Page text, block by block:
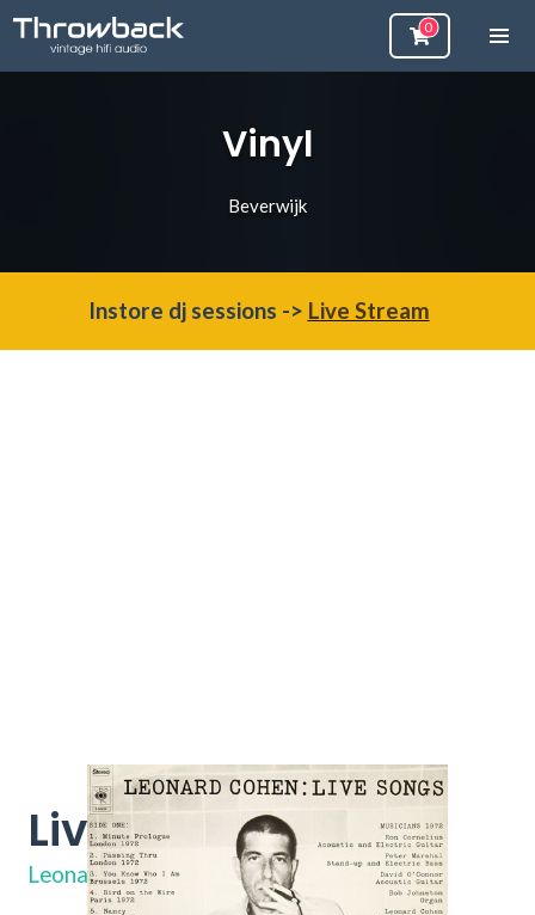
Vinyl
Beverwijk
Instore dj sessions -> Live Stream
Live Songs cbs s65224
Leonard Cohen